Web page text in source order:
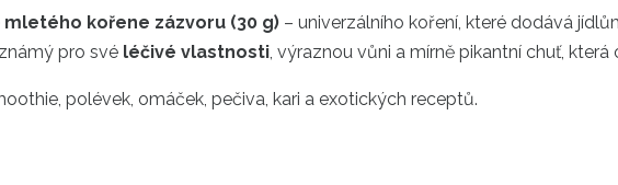
mletého kořene zázvoru (30 g) – univerzálního koření, které dodává
pro své léčivé vlastnosti, výraznou vůni a mírně pikantní chuť,
polévek, omáček, pečiva, kari a exotických receptů.